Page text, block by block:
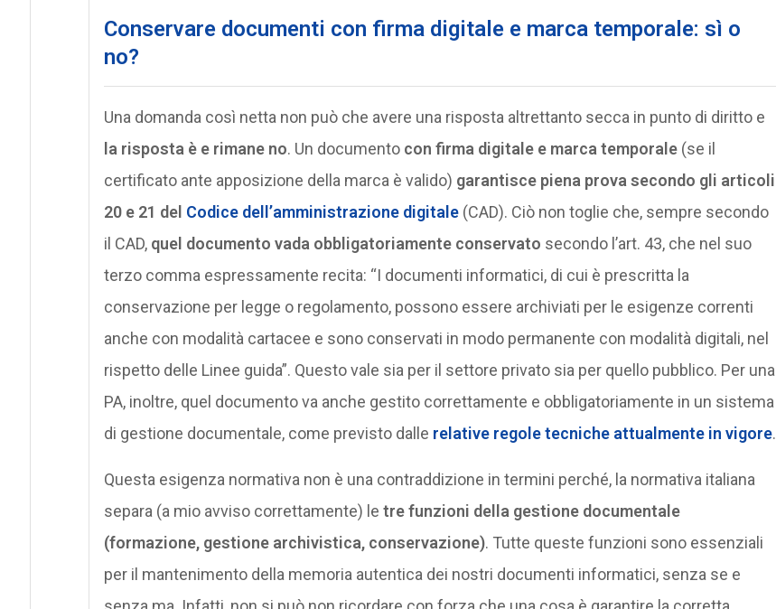
Conservare documenti con firma digitale e marca temporale: sì o
no?
Una domanda così netta non può che avere una risposta altrettanto secca in punto di diritto e
la risposta è e rimane no. Un documentocon firma digitale e marca temporale (se il
certificato ante apposizione della marca è valido) garantisce piena prova secondo gli articoli
20 e 21 del Codice dell’amministrazione digitale(CAD). Ciò non toglie che, sempre secondo
il CAD, quel documento vada obbligatoriamente conservato secondo l’art. 43, che nel suo
terzo comma espressamente recita: “I documenti informatici, di cui è prescritta la
conservazione per legge o regolamento, possono essere archiviati per le esigenze correnti
anche con modalità cartacee e sono conservati in modo permanente con modalità digitali, nel
rispetto delle Linee guida”. Questo vale sia per il settore privato sia per quello pubblico. Per una
PA, inoltre, quel documento va anche gestito correttamente e obbligatoriamente in un sistema
di gestione documentale, come previsto dalle relative regole tecniche attualmente in vigore.
Questa esigenza normativa non è una contraddizione in termini perché, la normativa italiana
separa (a mio avviso correttamente) le tre funzioni della gestione documentale
(formazione, gestione archivistica, conservazione). Tutte queste funzioni sono essenziali
per il mantenimento della memoria autentica dei nostri documenti informatici, senza se e